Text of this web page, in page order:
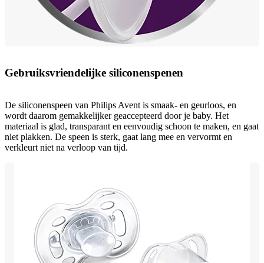
Gebruiksvriendelijke siliconenspenen
De siliconenspeen van Philips Avent is smaak- en geurloos, en
wordt daarom gemakkelijker geaccepteerd door je baby. Het
materiaal is glad, transparant en eenvoudig schoon te maken, en gaat
niet plakken. De speen is sterk, gaat lang mee en vervormt en
verkleurt niet na verloop van tijd.